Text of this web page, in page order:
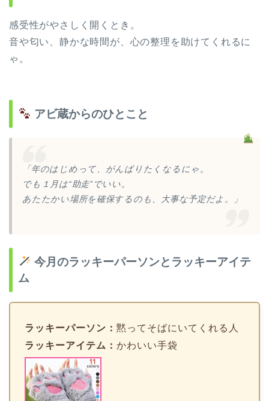
感受性がやさしく開くとき。
音や匂い、静かな時間が、心の整理を助けてくれるに
ゃ。
アビ蔵からのひとこと
「年のはじめって、がんばりたくなるにゃ。
でも１月は“助走”でいい。
あたたかい場所を確保するのも、大事な予定だよ。」
今月のラッキーパーソンとラッキーアイテ
ム
ラッキーパーソン： 黙ってそばにいてくれる人
ラッキーアイテム： かわいい手袋